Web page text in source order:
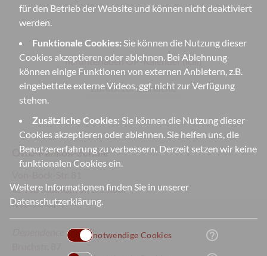
für den Betrieb der Website und können nicht deaktiviert
werden.
Funktionale Cookies: Sie können die Nutzung dieser
Cookies akzeptieren oder ablehnen. Bei Ablehnung
können einige Funktionen von externen Anbietern, z.B.
eingebettete externe Videos, ggf. nicht zur Verfügung
stehen.
Zusätzliche Cookies: Sie können die Nutzung dieser
Cookies akzeptieren oder ablehnen. Sie helfen uns, die
Benutzererfahrung zu verbessern. Derzeit setzen wir keine
funktionalen Cookies ein.
Weitere Informationen finden Sie in unserer
Datenschutzerklärung.
notwendige Cookies help_outline
herunterladen OP-Kalender (ical)
Zurück zur Startseite
Otto-Pankok-Schule
45468 Mülheim an der Ruhr
Deutschland
(Sek II):